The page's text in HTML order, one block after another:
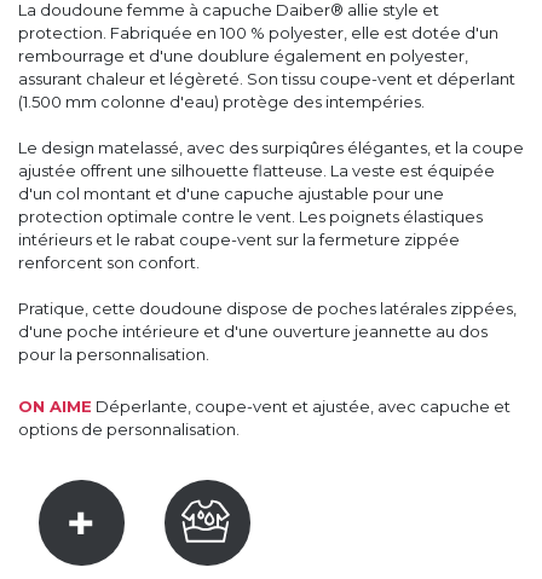
La doudoune femme à capuche Daiber® allie style et
protection. Fabriquée en 100 % polyester, elle est dotée d'un
rembourrage et d'une doublure également en polyester,
assurant chaleur et légèreté. Son tissu coupe-vent et déperlant
(1.500 mm colonne d'eau) protège des intempéries.
Le design matelassé, avec des surpiqûres élégantes, et la coupe
ajustée offrent une silhouette flatteuse. La veste est équipée
d'un col montant et d'une capuche ajustable pour une
protection optimale contre le vent. Les poignets élastiques
intérieurs et le rabat coupe-vent sur la fermeture zippée
renforcent son confort.
Pratique, cette doudoune dispose de poches latérales zippées,
d'une poche intérieure et d'une ouverture jeannette au dos
pour la personnalisation.
ON AIME Déperlante, coupe-vent et ajustée, avec capuche et
options de personnalisation.